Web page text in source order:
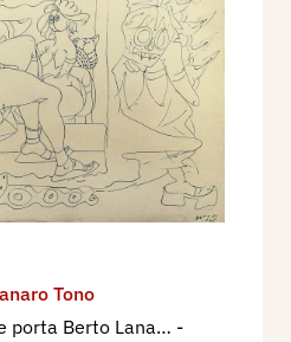
Tono
porta Berto Lana… -